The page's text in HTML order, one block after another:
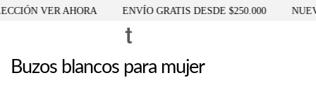
VER AHORA ENVÍO GRATIS DESDE $250.000
Buzos blancos para mujer